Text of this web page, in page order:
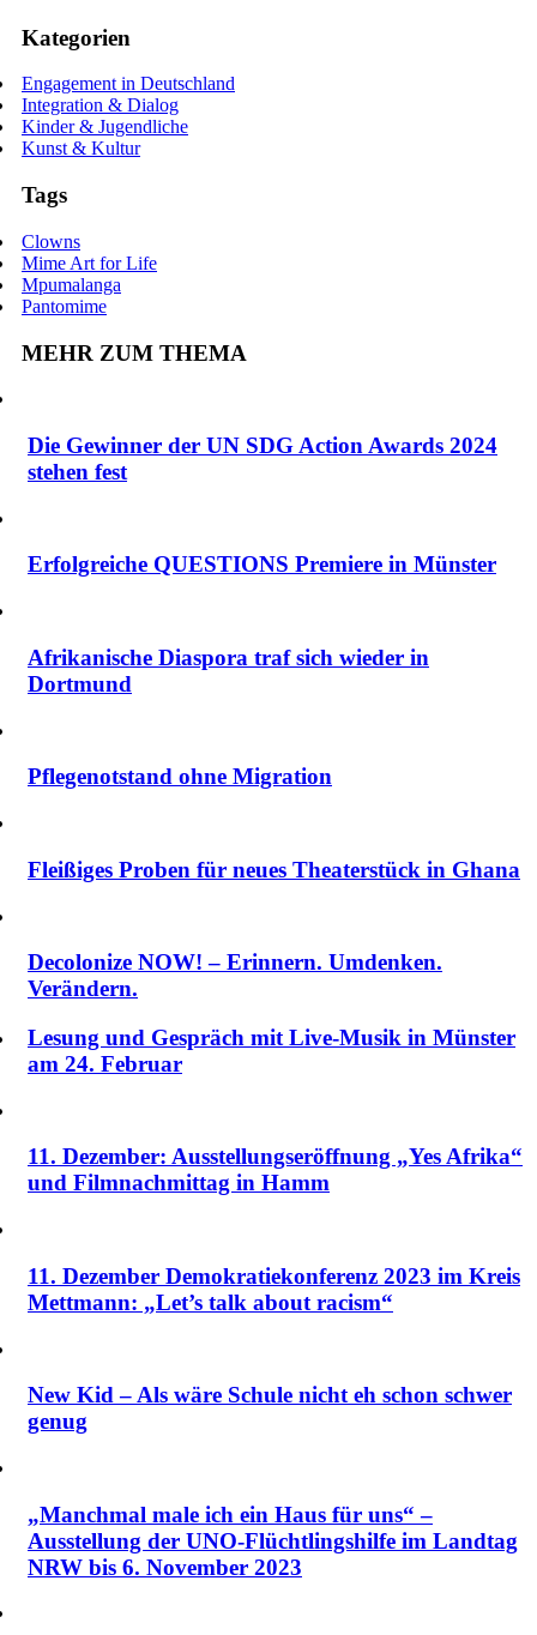
Kategorien
Engagement in Deutschland
Integration & Dialog
Kinder & Jugendliche
Kunst & Kultur
Tags
Clowns
Mime Art for Life
Mpumalanga
Pantomime
MEHR ZUM THEMA
Die Gewinner der UN SDG Action Awards 2024
stehen fest
Erfolgreiche QUESTIONS Premiere in Münster
Afrikanische Diaspora traf sich wieder in
Dortmund
Pflegenotstand ohne Migration
Fleißiges Proben für neues Theaterstück in Ghana
Decolonize NOW! – Erinnern. Umdenken.
Verändern.
Lesung und Gespräch mit Live-Musik in Münster
am 24. Februar
11. Dezember: Ausstellungseröffnung „Yes Afrika“
und Filmnachmittag in Hamm
11. Dezember Demokratiekonferenz 2023 im Kreis
Mettmann: „Let’s talk about racism“
New Kid – Als wäre Schule nicht eh schon schwer
genug
„Manchmal male ich ein Haus für uns“ –
Ausstellung der UNO-Flüchtlingshilfe im Landtag
NRW bis 6. November 2023